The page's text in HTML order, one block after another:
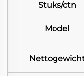
Stuks/ctn
Model